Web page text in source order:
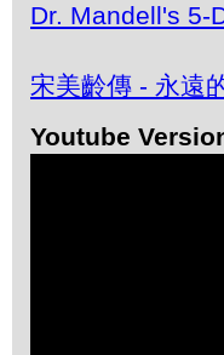
Dr. Mandell's 5-
宋美齡傳 - 永遠
Youtube